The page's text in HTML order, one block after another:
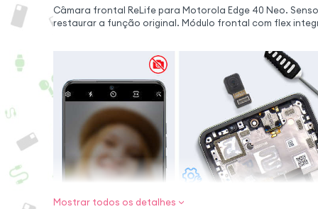
Câmara frontal ReLife para Motorola Edge 40 Neo.
restaurar a função original. Módulo frontal com flex
Mostrar todos os detalhes